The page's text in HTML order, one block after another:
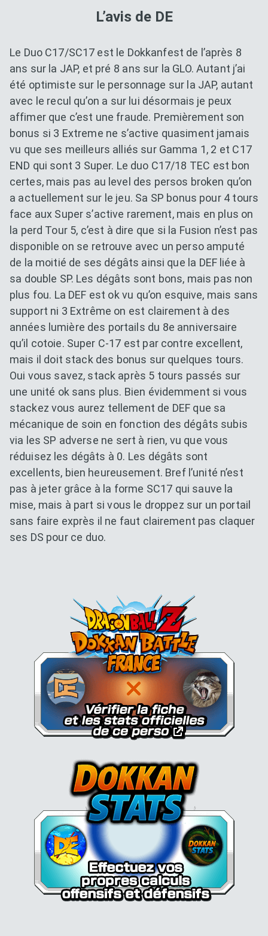
L’avis de DE
Le Duo C17/SC17 est le Dokkanfest de l’après 8
ans sur la JAP, et pré 8 ans sur la GLO. Autant j’ai
été optimiste sur le personnage sur la JAP, autant
avec le recul qu’on a sur lui désormais je peux
affimer que c’est une fraude. Premièrement son
bonus si 3 Extreme ne s’active quasiment jamais
vu que ses meilleurs alliés sur Gamma 1, 2 et C17
END qui sont 3 Super. Le duo C17/18 TEC est bon
certes, mais pas au level des persos broken qu’on
a actuellement sur le jeu. Sa SP bonus pour 4 tours
face aux Super s’active rarement, mais en plus on
la perd Tour 5, c’est à dire que si la Fusion n’est pas
disponible on se retrouve avec un perso amputé
de la moitié de ses dégâts ainsi que la DEF liée à
sa double SP. Les dégâts sont bons, mais pas non
plus fou. La DEF est ok vu qu’on esquive, mais sans
support ni 3 Extrême on est clairement à des
années lumière des portails du 8e anniversaire
qu’il cotoie. Super C-17 est par contre excellent,
mais il doit stack des bonus sur quelques tours.
Oui vous savez, stack après 5 tours passés sur
une unité ok sans plus. Bien évidemment si vous
stackez vous aurez tellement de DEF que sa
mécanique de soin en fonction des dégâts subis
via les SP adverse ne sert à rien, vu que vous
réduisez les dégâts à 0. Les dégâts sont
excellents, bien heureusement. Bref l’unité n’est
pas à jeter grâce à la forme SC17 qui sauve la
mise, mais à part si vous le droppez sur un portail
sans faire exprès il ne faut clairement pas claquer
ses DS pour ce duo.
Dokkan Essentials x Dragon